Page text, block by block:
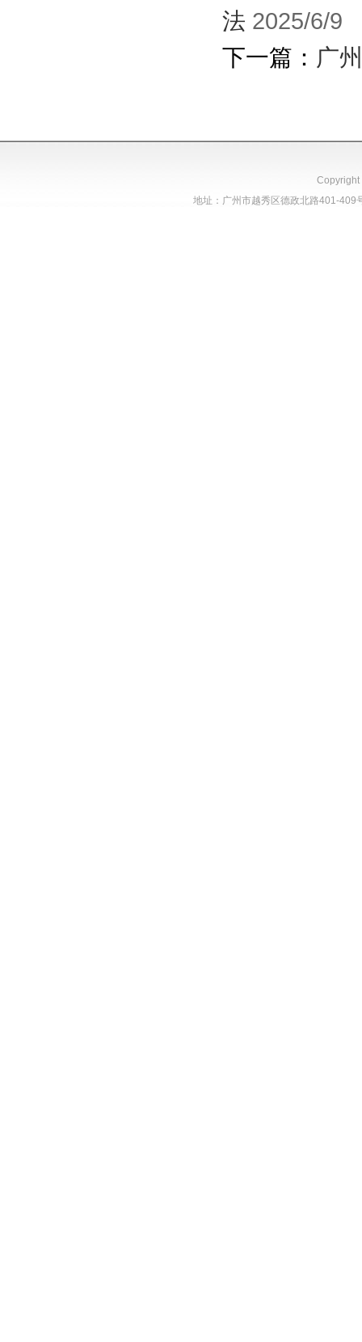
法 2025/6/9
下一篇： 广
地址：广州市越秀区德政北路401-